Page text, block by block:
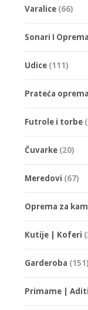
Varalice (66)
Sonari I
Udice (111)
Prateća oprema
Futrole i torbe
Čuvarke (20)
Meredovi (67)
Oprema za
Kutije | Koferi
Garderoba (151)
Primame |